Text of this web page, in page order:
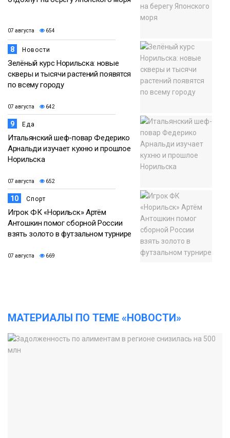
07 августа 654
8 Новости
Зелёный курс Норильска: новые
скверы и тысячи растений появятся
по всему городу
07 августа 642
9 Еда
Итальянский шеф-повар Федерико
Арнальди изучает кухню и прошлое
Норильска
07 августа 652
10 Спорт
Игрок ФК «Норильск» Артём
Антошкин помог сборной России
взять золото в футзальном турнире
07 августа 669
МАТЕРИАЛЫ ПО ТЕМЕ «НОВОСТИ»